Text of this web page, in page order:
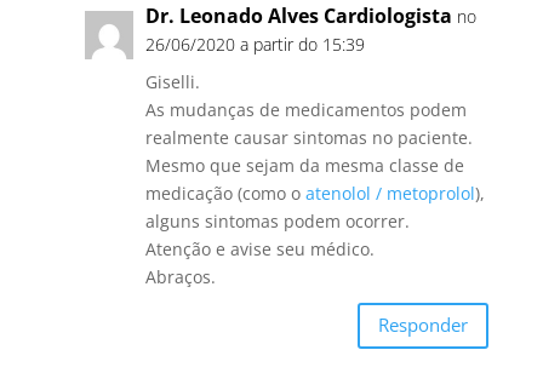
Dr. Leonado Alves Cardiologista no
26/06/2020 a partir do 15:39
Giselli.
As mudanças de medicamentos podem
realmente causar sintomas no paciente.
Mesmo que sejam da mesma classe de
medicação (como o atenolol / metoprolol),
alguns sintomas podem ocorrer.
Atenção e avise seu médico.
Abraços.
Responder